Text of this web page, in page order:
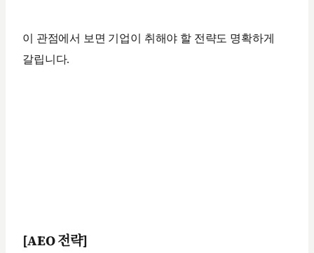
이 관점에서 보면 기업이 취해야 할 전략도 명확하게
갈립니다.
[AEO 전략]